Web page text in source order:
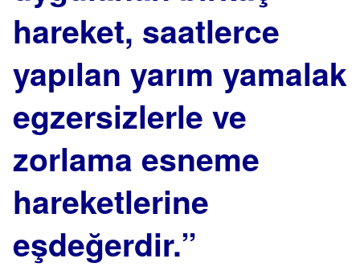
hareket, saatlerce
yapılan yarım yamalak
egzersizlerle ve
zorlama esneme
hareketlerine
eşdeğerdir.”